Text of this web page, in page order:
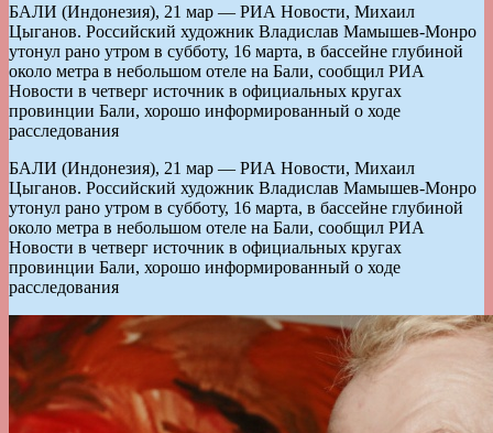
БАЛИ (Индонезия), 21 мар — РИА Новости, Михаил
Цыганов. Российский художник Владислав Мамышев-Монро
утонул рано утром в субботу, 16 марта, в бассейне глубиной
около метра в небольшом отеле на Бали, сообщил РИА
Новости в четверг источник в официальных кругах
провинции Бали, хорошо информированный о ходе
расследования
БАЛИ (Индонезия), 21 мар — РИА Новости, Михаил
Цыганов. Российский художник Владислав Мамышев-Монро
утонул рано утром в субботу, 16 марта, в бассейне глубиной
около метра в небольшом отеле на Бали, сообщил РИА
Новости в четверг источник в официальных кругах
провинции Бали, хорошо информированный о ходе
расследования